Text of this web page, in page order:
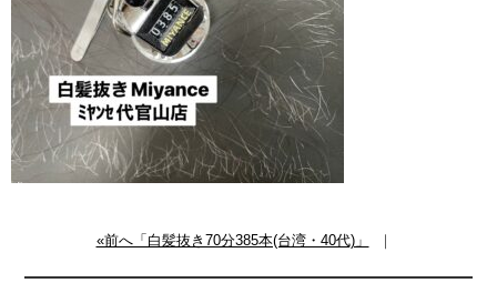
«前へ「白髪抜き70分385本(台湾・40代)」 ｜